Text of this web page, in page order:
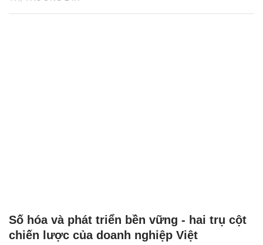
Số hóa và phát triển bền vững - hai trụ cột
chiến lược của doanh nghiệp Việt